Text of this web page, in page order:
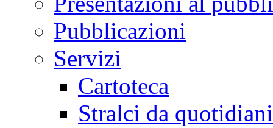
Pubblicazioni
Servizi
Cartoteca
Stralci da